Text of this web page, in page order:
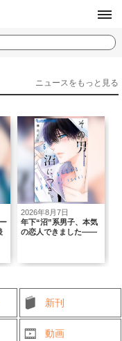
ニュースをもっと見る
2026年8月7日
下“沼”系男子、本気
恋人できました――
｢Sho-
THE
新刊
動画